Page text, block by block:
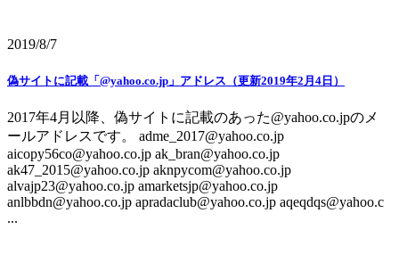
2019/8/7
偽サイトに記載「@yahoo.co.jp」アドレス（更新2019年2月4日）
2017年4月以降、偽サイトに記載のあった@yahoo.co.jpのメ
ールアドレスです。 adme_2017@yahoo.co.jp
aicopy56co@yahoo.co.jp ak_bran@yahoo.co.jp
ak47_2015@yahoo.co.jp aknpycom@yahoo.co.jp
alvajp23@yahoo.co.jp amarketsjp@yahoo.co.jp
anlbbdn@yahoo.co.jp apradaclub@yahoo.co.jp aqeqdqs@yahoo.c
...